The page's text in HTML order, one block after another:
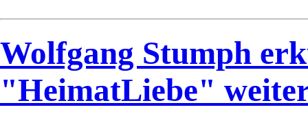
Wolfgang Stumph
"HeimatLiebe"